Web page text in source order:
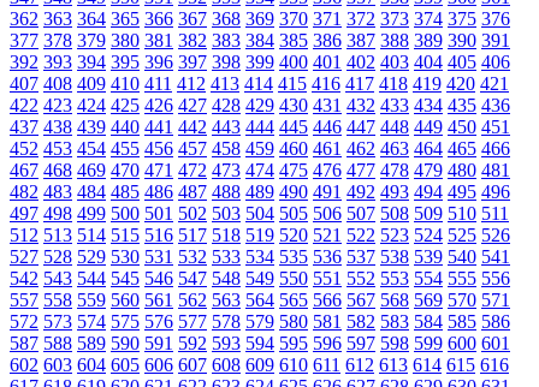
362 363 364 365 366 367 368 369 370 371 372 373 374 375 376
377 378 379 380 381 382 383 384 385 386 387 388 389 390 391
392 393 394 395 396 397 398 399 400 401 402 403 404 405 406
407 408 409 410 411 412 413 414 415 416 417 418 419 420 421
422 423 424 425 426 427 428 429 430 431 432 433 434 435 436
437 438 439 440 441 442 443 444 445 446 447 448 449 450 451
452 453 454 455 456 457 458 459 460 461 462 463 464 465 466
467 468 469 470 471 472 473 474 475 476 477 478 479 480 481
482 483 484 485 486 487 488 489 490 491 492 493 494 495 496
497 498 499 500 501 502 503 504 505 506 507 508 509 510 511
512 513 514 515 516 517 518 519 520 521 522 523 524 525 526
527 528 529 530 531 532 533 534 535 536 537 538 539 540 541
542 543 544 545 546 547 548 549 550 551 552 553 554 555 556
557 558 559 560 561 562 563 564 565 566 567 568 569 570 571
572 573 574 575 576 577 578 579 580 581 582 583 584 585 586
587 588 589 590 591 592 593 594 595 596 597 598 599 600 601
602 603 604 605 606 607 608 609 610 611 612 613 614 615 616